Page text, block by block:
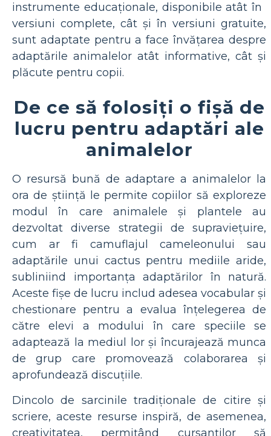
instrumente educaționale, disponibile atât în ​​
versiuni complete, cât și în versiuni gratuite,
sunt adaptate pentru a face învățarea despre
adaptările animalelor atât informative, cât și
plăcute pentru copii.
De ce să folosiți o fișă de
lucru pentru adaptări ale
animalelor
O resursă bună de adaptare a animalelor la
ora de știință le permite copiilor să exploreze
modul în care animalele și plantele au
dezvoltat diverse strategii de supraviețuire,
cum ar fi camuflajul cameleonului sau
adaptările unui cactus pentru mediile aride,
subliniind importanța adaptărilor în natură.
Aceste fișe de lucru includ adesea vocabular și
chestionare pentru a evalua înțelegerea de
către elevi a modului în care speciile se
adaptează la mediul lor și încurajează munca
de grup care promovează colaborarea și
aprofundează discuțiile.
Dincolo de sarcinile tradiționale de citire și
scriere, aceste resurse inspiră, de asemenea,
creativitatea, permițând cursanților să